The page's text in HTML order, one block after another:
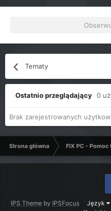
Tematy
Ostatnio przeglądający 0
Brak zarejestrowanych
Strona główna FIX PC -
IPS Theme by IPSFocus Język